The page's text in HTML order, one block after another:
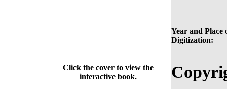
Year and Place
Digitization:
Click the cover to view the
interactive book.